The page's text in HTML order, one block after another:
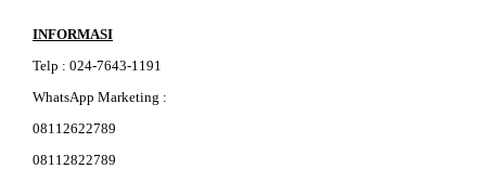
INFORMASI
Telp : 024-7643-11 91
WhatsApp Marketing :
08112622789
08112822789